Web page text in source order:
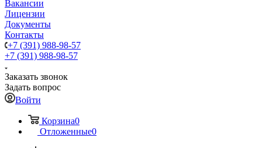
Вакансии
Лицензии
Документы
Контакты
+7 (391) 988-98-57
+7 (391) 988-98-57
Заказать звонок
Задать вопрос
Войти
Корзина0
Отложенные0